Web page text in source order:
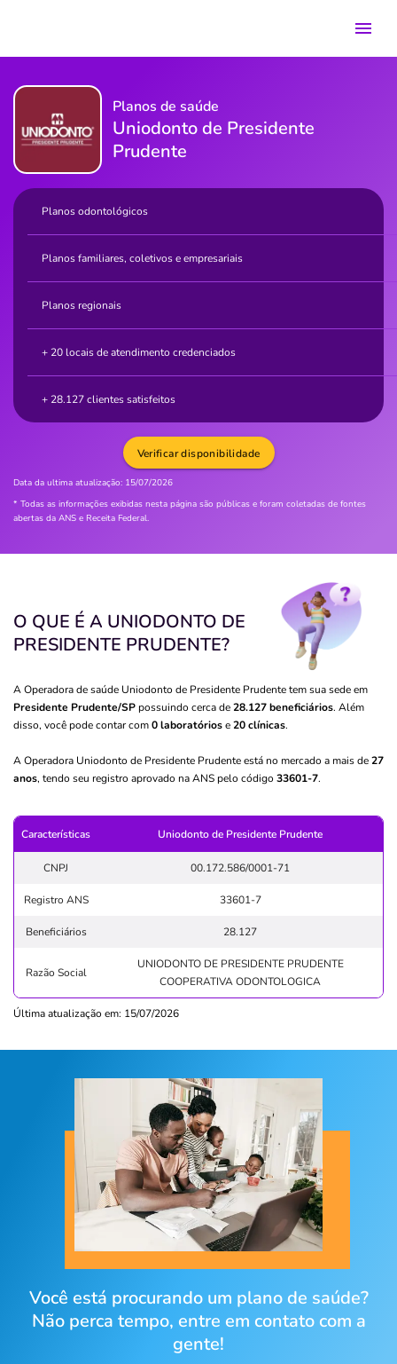
Planos de saúde
Uniodonto de Presidente
Prudente
Planos odontológicos
Planos familiares, coletivos e empresariais
Planos regionais
+ 20 locais de atendimento credenciados
+ 28.127 clientes satisfeitos
Data da ultima atualização: 15/07/2026
* Todas as informações exibidas nesta página são públicas e foram coletadas de fontes
abertas da ANS e Receita Federal.
Verificar disponibilidade
O QUE É A UNIODONTO DE
PRESIDENTE PRUDENTE?
A Operadora de saúde Uniodonto de Presidente Prudente tem sua sede em
Presidente Prudente/SPpossuindo cerca de28.127 beneficiários. Além
disso, você pode contar com0 laboratóriose20 clínicas.
A Operadora Uniodonto de Presidente Prudente está no mercado a mais de27
anos, tendo seu registro aprovado na ANS pelo código 33601-7.
Características Uniodonto de Presidente Prudente
CNPJ 00.172.586/0001-71
Registro ANS 33601-7
Beneficiários 28.127
Razão Social
UNIODONTO DE PRESIDENTE PRUDENTE
COOPERATIVA ODONTOLOGICA
Última atualização em: 15/07/2026
Você está procurando um plano de saúde?
Não perca tempo, entre em contato com a
gente!